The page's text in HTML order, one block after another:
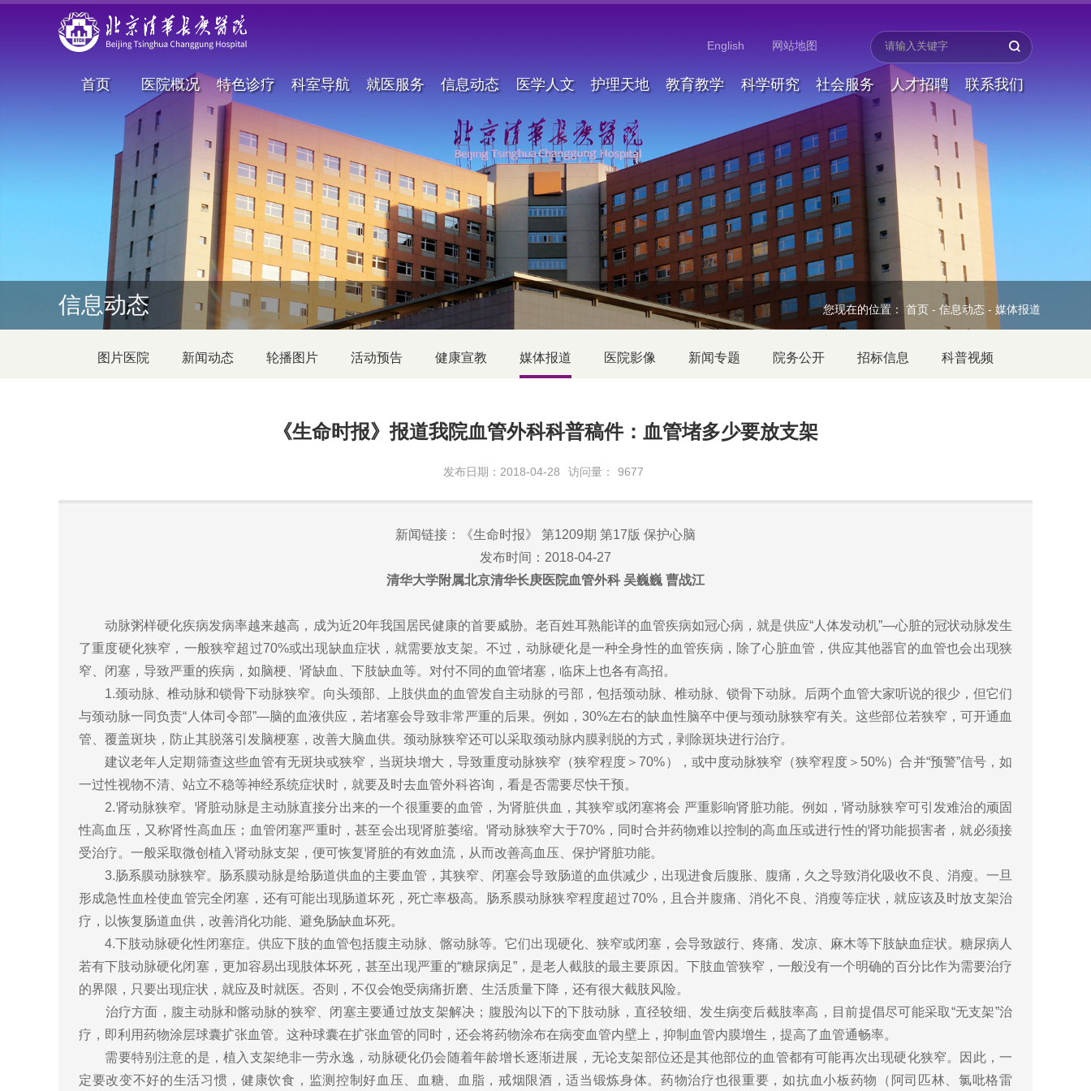
English 网站地图
首页 医院概况 特色诊疗 科室导航 就医服务 信息动态 医学人文 护理天地 教育教学 科学研究 社会服务 人才招聘 联系我们
信息动态 您现在的位置：首页 - 信息动态 - 媒体报道
图片医院 新闻动态 轮播图片 活动预告 健康宣教 媒体报道 医院影像 新闻专题 院务公开 招标信息 科普视频
《生命时报》报道我院血管外科科普稿件：血管堵多少要放支架
发布日期：2018-04-28 访问量： 9677
新闻链接：《生命时报》 第1209期 第17版 保护心脑
发布时间：2018-04-27
清华大学附属北京清华长庚医院血管外科 吴巍巍 曹战江
动脉粥样硬化疾病发病率越来越高，成为近20年我国居民健康的首要威胁。老百姓耳熟能详的血管疾病如冠心病，就是供应“人体发动机”—心脏的冠状动脉发生
了重度硬化狭窄，一般狭窄超过70%或出现缺血症状，就需要放支架。不过，动脉硬化是一种全身性的血管疾病，除了心脏血管，供应其他器官的血管也会出现狭
窄、闭塞，导致严重的疾病，如脑梗、肾缺血、下肢缺血等。对付不同的血管堵塞，临床上也各有高招。
1.颈动脉、椎动脉和锁骨下动脉狭窄。向头颈部、上肢供血的血管发自主动脉的弓部，包括颈动脉、椎动脉、锁骨下动脉。后两个血管大家听说的很少，但它们
与颈动脉一同负责“人体司令部”—脑的血液供应，若堵塞会导致非常严重的后果。例如，30%左右的缺血性脑卒中便与颈动脉狭窄有关。这些部位若狭窄，可开通血
管、覆盖斑块，防止其脱落引发脑梗塞，改善大脑血供。颈动脉狭窄还可以采取颈动脉内膜剥脱的方式，剥除斑块进行治疗。
建议老年人定期筛查这些血管有无斑块或狭窄，当斑块增大，导致重度动脉狭窄（狭窄程度＞70%），或中度动脉狭窄（狭窄程度＞50%）合并“预警”信号，如
一过性视物不清、站立不稳等神经系统症状时，就要及时去血管外科咨询，看是否需要尽快干预。
2.肾动脉狭窄。肾脏动脉是主动脉直接分出来的一个很重要的血管，为肾脏供血，其狭窄或闭塞将会 严重影响肾脏功能。例如，肾动脉狭窄可引发难治的顽固
性高血压，又称肾性高血压；血管闭塞严重时，甚至会出现肾脏萎缩。肾动脉狭窄大于70%，同时合并药物难以控制的高血压或进行性的肾功能损害者，就必须接
受治疗。一般采取微创植入肾动脉支架，便可恢复肾脏的有效血流，从而改善高血压、保护肾脏功能。
3.肠系膜动脉狭窄。肠系膜动脉是给肠道供血的主要血管，其狭窄、闭塞会导致肠道的血供减少，出现进食后腹胀、腹痛，久之导致消化吸收不良、消瘦。一旦
形成急性血栓使血管完全闭塞，还有可能出现肠道坏死，死亡率极高。肠系膜动脉狭窄程度超过70%，且合并腹痛、消化不良、消瘦等症状，就应该及时放支架治
疗，以恢复肠道血供，改善消化功能、避免肠缺血坏死。
4.下肢动脉硬化性闭塞症。供应下肢的血管包括腹主动脉、髂动脉等。它们出现硬化、狭窄或闭塞，会导致跛行、疼痛、发凉、麻木等下肢缺血症状。糖尿病人
若有下肢动脉硬化闭塞，更加容易出现肢体坏死，甚至出现严重的“糖尿病足”，是老人截肢的最主要原因。下肢血管狭窄，一般没有一个明确的百分比作为需要治疗
的界限，只要出现症状，就应及时就医。否则，不仅会饱受病痛折磨、生活质量下降，还有很大截肢风险。
治疗方面，腹主动脉和髂动脉的狭窄、闭塞主要通过放支架解决；腹股沟以下的下肢动脉，直径较细、发生病变后截肢率高，目前提倡尽可能采取“无支架”治
疗，即利用药物涂层球囊扩张血管。这种球囊在扩张血管的同时，还会将药物涂布在病变血管内壁上，抑制血管内膜增生，提高了血管通畅率。
需要特别注意的是，植入支架绝非一劳永逸，动脉硬化仍会随着年龄增长逐渐进展，无论支架部位还是其他部位的血管都有可能再次出现硬化狭窄。因此，一
定要改变不好的生活习惯，健康饮食，监测控制好血压、血糖、血脂，戒烟限酒，适当锻炼身体。药物治疗也很重要，如抗血小板药物（阿司匹林、氯吡格雷